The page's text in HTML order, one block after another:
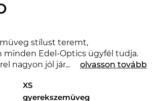
stílust teremt,
minden Edel-Optics ügyfél tudja.
nagyon jól jársz, és jó benyomást
megmutathatod, hogy
Ebben az évszakban a híres
... olvasson tovább
XS
gyerekszemüveg